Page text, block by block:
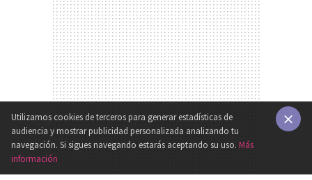
Utilizamos cookies de terceros para generar estadísticas de
audiencia y mostrar publicidad personalizada analizando tu
navegación. Si sigues navegando estarás aceptando su uso. Más
información